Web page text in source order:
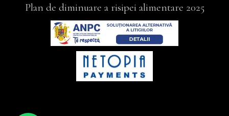
Plan de diminuare a risipei alimentare 2025